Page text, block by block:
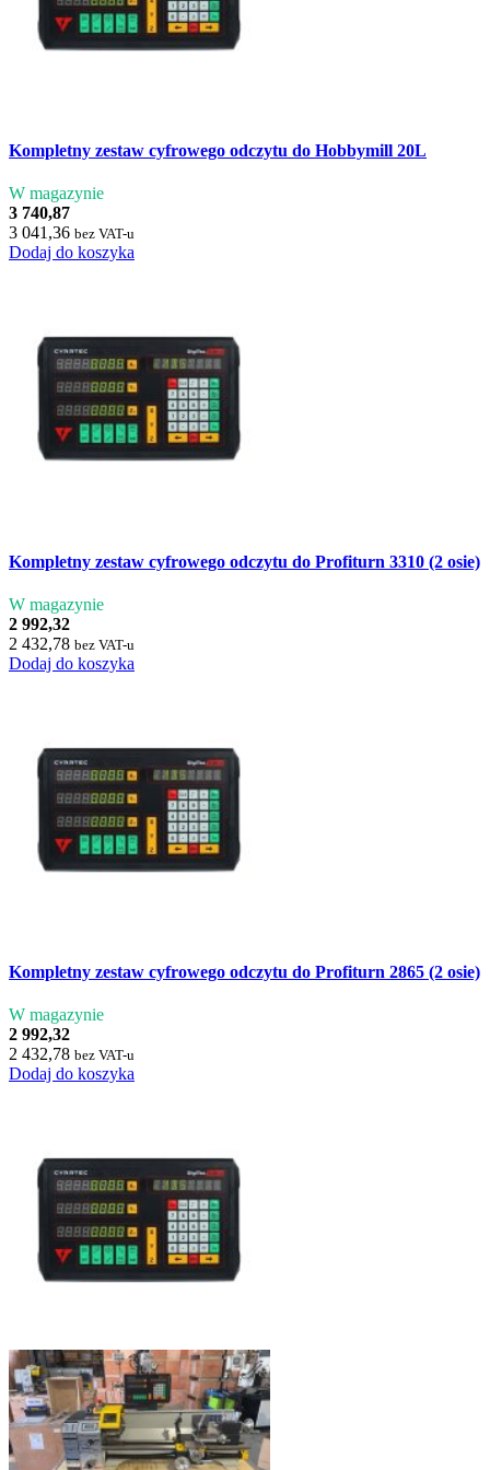
Kompletny zestaw cyfrowego odczytu do Hobbymill 20L
W magazynie
3 740,87
3 041,36 bez VAT-u
Dodaj do koszyka
Kompletny zestaw cyfrowego odczytu do Profiturn 3310 (2 osie)
W magazynie
2 992,32
2 432,78 bez VAT-u
Dodaj do koszyka
Kompletny zestaw cyfrowego odczytu do Profiturn 2865 (2 osie)
W magazynie
2 992,32
2 432,78 bez VAT-u
Dodaj do koszyka